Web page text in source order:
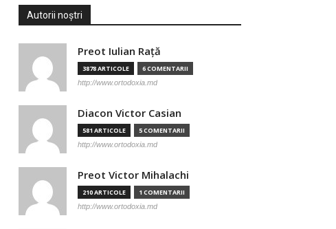
Autorii noștri
Preot Iulian Raţă
3878 ARTICOLE 6 COMENTARII
http://www.ortodoxia.md
Diacon Victor Casian
581 ARTICOLE 5 COMENTARII
http://www.ortodoxia.md
Preot Victor Mihalachi
210 ARTICOLE 1 COMENTARII
http://www.ortodoxia.md